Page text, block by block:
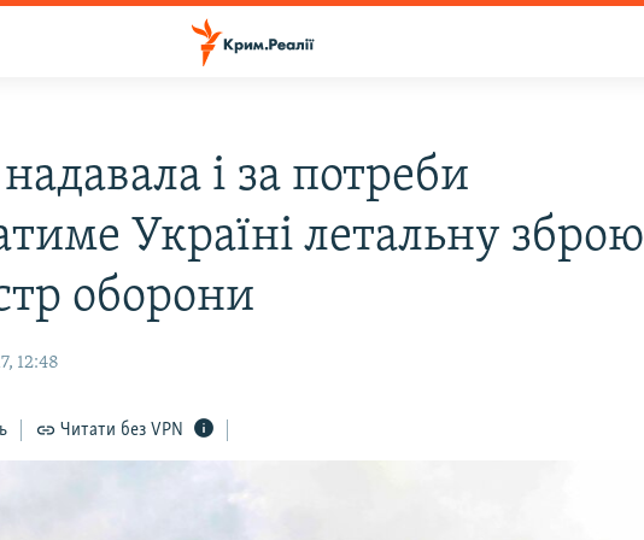
і за потреби
Україні летальну зброю
оборони
12:48
Читати без VPN